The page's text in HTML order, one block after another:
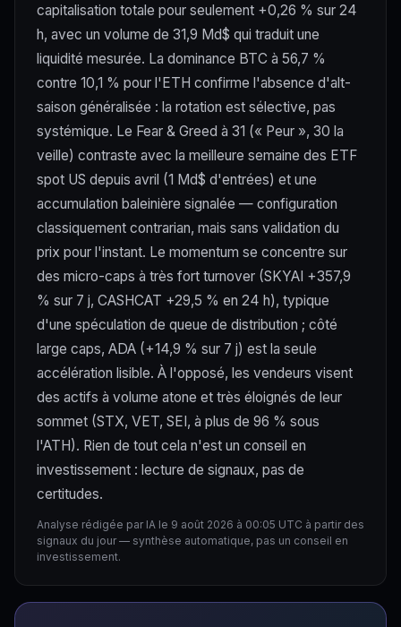
capitalisation totale pour seulement +0,26 % sur 24
h, avec un volume de 31,9 Md$ qui traduit une
liquidité mesurée. La dominance BTC à 56,7 %
contre 10,1 % pour l'ETH confirme l'absence d'alt-
saison généralisée : la rotation est sélective, pas
systémique. Le Fear & Greed à 31 (« Peur », 30 la
veille) contraste avec la meilleure semaine des ETF
spot US depuis avril (1 Md$ d'entrées) et une
accumulation baleinière signalée — configuration
classiquement contrarian, mais sans validation du
prix pour l'instant. Le momentum se concentre sur
des micro-caps à très fort turnover (SKYAI +357,9
% sur 7 j, CASHCAT +29,5 % en 24 h), typique
d'une spéculation de queue de distribution ; côté
large caps, ADA (+14,9 % sur 7 j) est la seule
accélération lisible. À l'opposé, les vendeurs visent
des actifs à volume atone et très éloignés de leur
sommet (STX, VET, SEI, à plus de 96 % sous
l'ATH). Rien de tout cela n'est un conseil en
investissement : lecture de signaux, pas de
certitudes.
Analyse rédigée par IA le 9 août 2026 à 00:05 UTC à partir des
signaux du jour — synthèse automatique, pas un conseil en
investissement.